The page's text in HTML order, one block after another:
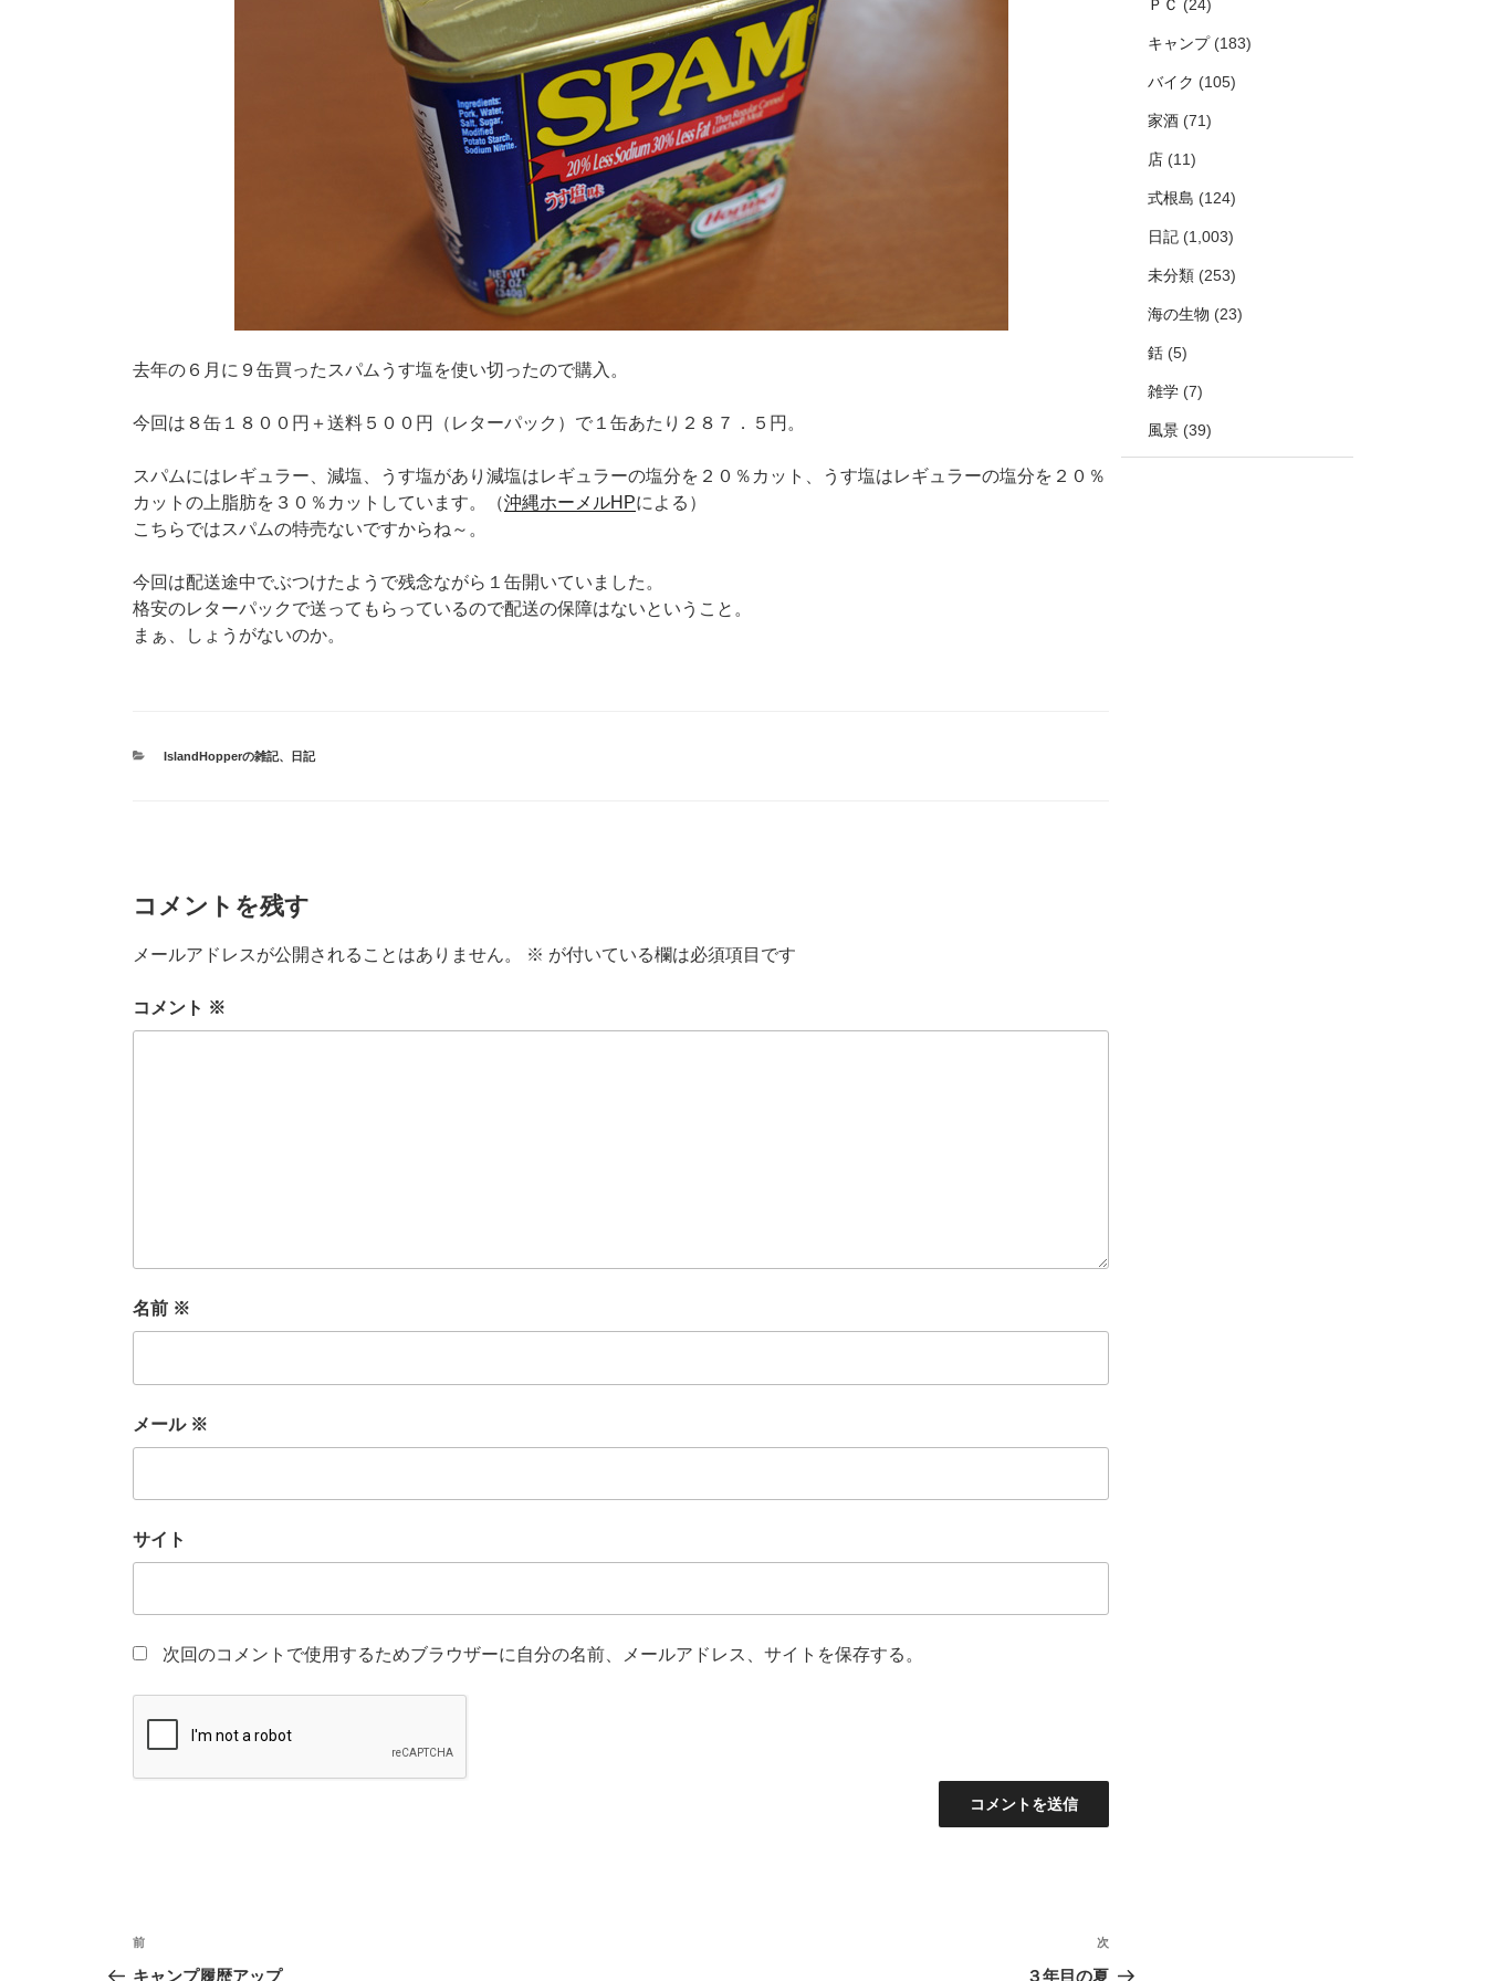
去年の６月に９缶買ったスパムうす塩を使い切ったので購入。
今回は８缶１８００円＋送料５００円（レターパック）で１缶あたり２８７．５円。
スパムにはレギュラー、減塩、うす塩があり減塩はレギュラーの塩分を２０％カット、うす塩はレギュラーの塩分を２０％
カットの上脂肪を３０％カットしています。（沖縄ホーメルHPによる）
こちらではスパムの特売ないですからね～。
今回は配送途中でぶつけたようで残念ながら１缶開いていました。
格安のレターパックで送ってもらっているので配送の保障はないということ。
まぁ、しょうがないのか。
カIslandHopperの雑記、 日記
コメントを残す
メールアドレスが公開されることはありません。 ※ が付いている欄は必須項目です
コメント ※
名前 ※
メール ※
サイト
次回のコメントで使用するためブラウザーに自分の名前、メールアドレス、サイトを保存する。
投
前
の
前
キャンプ履歴アップ
次
の
次
３年目の夏
ＰＣ (24)
キャンプ(183)
バイク (105)
家酒 (71)
店 (11)
式根島 (124)
日記 (1,003)
未分類 (253)
海の生物 (23)
銛 (5)
雑学 (7)
風景 (39)